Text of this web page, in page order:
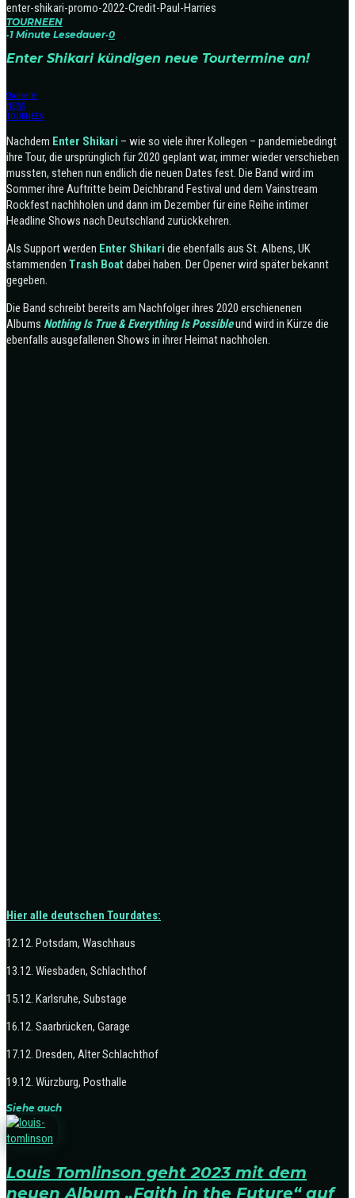
enter-shikari-promo-2022-Credit-Paul-Harries
TOURNEEN
·1 Minute Lesedauer·0
Enter Shikari kündigen neue Tourtermine an!
Startseite
NEWS
TOURNEEN
Nachdem Enter Shikari – wie so viele ihrer Kollegen – pandemiebedingt
ihre Tour, die ursprünglich für 2020 geplant war, immer wieder verschieben
mussten, stehen nun endlich die neuen Dates fest. Die Band wird im
Sommer ihre Auftritte beim Deichbrand Festival und dem Vainstream
Rockfest nachhholen und dann im Dezember für eine Reihe intimer
Headline Shows nach Deutschland zurückkehren.
Als Support werden Enter Shikari die ebenfalls aus St. Albens, UK
stammenden Trash Boat dabei haben. Der Opener wird später bekannt
gegeben.
Die Band schreibt bereits am Nachfolger ihres 2020 erschienenen
Albums Nothing Is True & Everything Is Possibleund wird in Kürze die
ebenfalls ausgefallenen Shows in ihrer Heimat nachholen.
Hier alle deutschen Tourdates:
12.12. Potsdam, Waschhaus
13.12. Wiesbaden, Schlachthof
15.12. Karlsruhe, Substage
16.12. Saarbrücken, Garage
17.12. Dresden, Alter Schlachthof
19.12. Würzburg, Posthalle
Siehe auch
Louis Tomlinson geht 2023 mit dem
neuen Album „Faith in the Future“ auf